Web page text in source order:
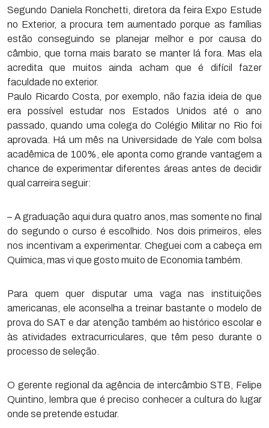
Segundo Daniela Ronchetti, diretora da feira Expo Estude
no Exterior, a procura tem aumentado porque as famílias
estão conseguindo se planejar melhor e por causa do
câmbio, que torna mais barato se manter lá fora. Mas ela
acredita que muitos ainda acham que é difícil fazer
faculdade no exterior.
Paulo Ricardo Costa, por exemplo, não fazia ideia de que
era possível estudar nos Estados Unidos até o ano
passado, quando uma colega do Colégio Militar no Rio foi
aprovada. Há um mês na Universidade de Yale com bolsa
acadêmica de 100%, ele aponta como grande vantagem a
chance de experimentar diferentes áreas antes de decidir
qual carreira seguir:
– A graduação aqui dura quatro anos, mas somente no final
do segundo o curso é escolhido. Nos dois primeiros, eles
nos incentivam a experimentar. Cheguei com a cabeça em
Química, mas vi que gosto muito de Economia também.
Para quem quer disputar uma vaga nas instituições
americanas, ele aconselha a treinar bastante o modelo de
prova do SAT e dar atenção também ao histórico escolar e
às atividades extracurriculares, que têm peso durante o
processo de seleção.
O gerente regional da agência de intercâmbio STB, Felipe
Quintino, lembra que é preciso conhecer a cultura do lugar
onde se pretende estudar.